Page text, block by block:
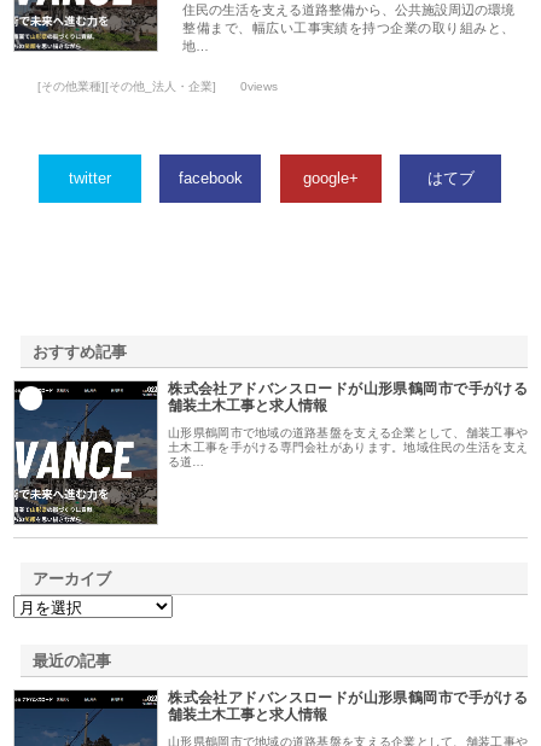
住民の生活を支える道路整備から、公共施設周辺の環境
整備まで、幅広い工事実績を持つ企業の取り組みと、
地…
[その他業種][その他_法人・企業] 0views
twitter facebook google+ はてブ
おすすめ記事
株式会社アドバンスロードが山形県鶴岡市で手がける
舗装土木工事と求人情報
山形県鶴岡市で地域の道路基盤を支える企業として、舗装工事や
土木工事を手がける専門会社があります。地域住民の生活を支え
る道…
アーカイブ
最近の記事
株式会社アドバンスロードが山形県鶴岡市で手がける
舗装土木工事と求人情報
山形県鶴岡市で地域の道路基盤を支える企業として、舗装工事や